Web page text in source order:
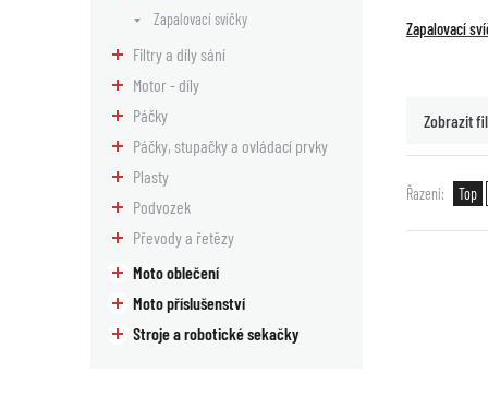
Zapalovací svíčky
Filtry a díly sání
Motor - díly
Páčky
Páčky, stupačky a ovládací prvky
Plasty
Podvozek
Převody a řetězy
Moto oblečení
Moto příslušenství
Stroje a robotické sekačky
Zapalovací
Zobrazit
Řazení Top